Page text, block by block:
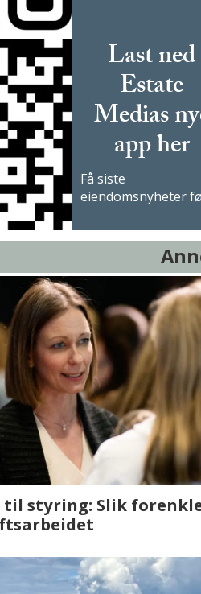
Last ned
Estate
Medias
app her
Få siste
eiendomsnyheter
med AI.